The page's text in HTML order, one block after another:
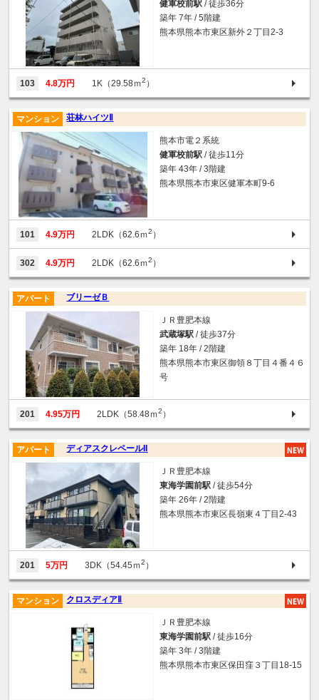
健軍校前駅 / 徒歩36分
築年 7年 / 5階建
熊本県熊本市東区新外２丁目2-3
103 4.8万円 1K（29.58ｍ2 ）
荘林ハイツⅡ
マンション
熊本市電２系統
健軍校前駅 / 徒歩11分
築年 43年 / 3階建
熊本県熊本市東区健軍本町9-6
101 4.9万円 2LDK（62.6ｍ2 ）
302 4.9万円 2LDK（62.6ｍ2 ）
ブリーゼＢ
アパート
ＪＲ豊肥本線
武蔵塚駅 / 徒歩37分
築年 18年 / 2階建
熊本県熊本市東区御領８丁目４番４６
号
201 4.95万円 2LDK（58.48ｍ2 ）
ディアスクレペールII
アパート
ＪＲ豊肥本線
東海学園前駅 / 徒歩54分
築年 26年 / 2階建
熊本県熊本市東区長嶺東４丁目2-43
201 5万円 3DK（54.45ｍ2 ）
クロスディアⅡ
マンション
ＪＲ豊肥本線
東海学園前駅 / 徒歩16分
築年 3年 / 3階建
熊本県熊本市東区保田窪３丁目18-15